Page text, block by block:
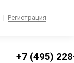
| Регистрация
+7 (495)